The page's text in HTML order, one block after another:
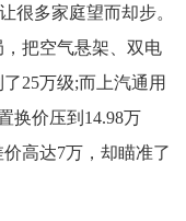
很多家庭望而却步。
把空气悬架、双电
25万级;而上汽通用
换价压到14.98万
高达7万，却瞄准了